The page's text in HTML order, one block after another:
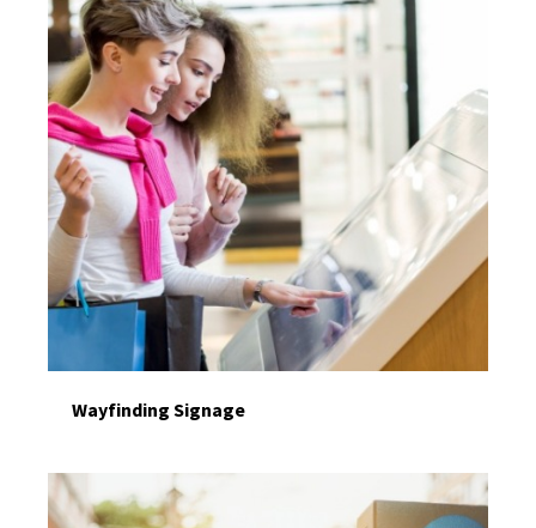
Wayfinding Signage